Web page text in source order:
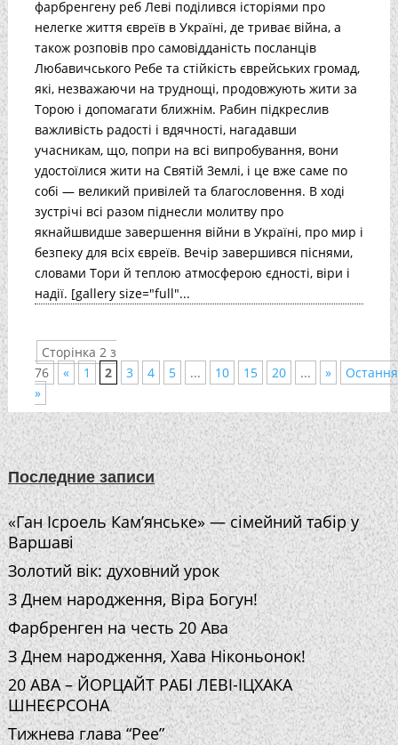
фарбренгену реб Леві поділився історіями про
нелегке життя євреїв в Україні, де триває війна, а
також розповів про самовідданість посланців
Любавичського Ребе та стійкість єврейських громад,
які, незважаючи на труднощі, продовжують жити за
Торою і допомагати ближнім. Рабин підкреслив
важливість радості і вдячності, нагадавши
учасникам, що, попри на всі випробування, вони
удостоїлися жити на Святій Землі, і це вже саме по
собі — великий привілей та благословення. В ході
зустрічі всі разом піднесли молитву про
якнайшвидше завершення війни в Україні, про мир і
безпеку для всіх євреїв. Вечір завершився піснями,
словами Тори й теплою атмосферою єдності, віри і
надії. [gallery size="full"...
Сторінка 2 з
76
« 1 2 3 4 5 ... 10 15 20 ... »
Остання
»
Последние записи
«Ган Ісроель Кам’янське» — сімейний табір у
Варшаві
Золотий вік: духовний урок
З Днем народження, Віра Богун!
Фарбренген на честь 20 Ава
З Днем народження, Хава Ніконьонок!
20 АВА – ЙОРЦАЙТ РАБІ ЛЕВІ-ІЦХАКА
ШНЕЄРСОНА
Тижнева глава “Рее”